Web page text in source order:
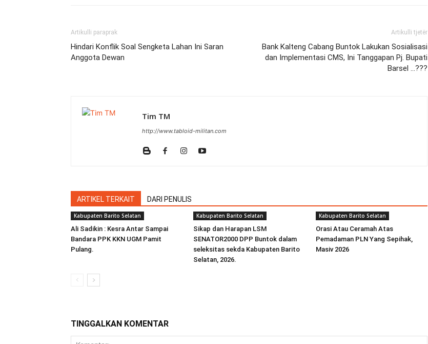
Artikulli paraprak
Hindari Konflik Soal Sengketa Lahan Ini Saran
Anggota Dewan
Artikulli tjetër
Bank Kalteng Cabang Buntok Lakukan Sosialisasi
dan Implementasi CMS, Ini Tanggapan Pj. Bupati
Barsel …???
Tim TM
http://www.tabloid-militan.com
ARTIKEL TERKAIT DARI PENULIS
Kabupaten Barito Selatan
Ali Sadikin : Kesra Antar Sampai
Bandara PPK KKN UGM Pamit
Pulang.
Kabupaten Barito Selatan
Sikap dan Harapan LSM
SENATOR2000 DPP Buntok dalam
seleksitas sekda Kabupaten Barito
Selatan, 2026.
Kabupaten Barito Selatan
Orasi Atau Ceramah Atas
Pemadaman PLN Yang Sepihak,
Masiv 2026
TINGGALKAN KOMENTAR